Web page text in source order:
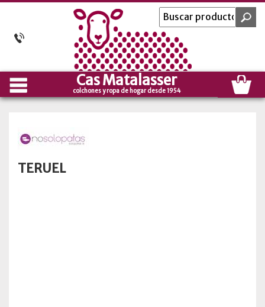
Cas Matalasser
colchones y ropa de hogar desde 1954
TERUEL